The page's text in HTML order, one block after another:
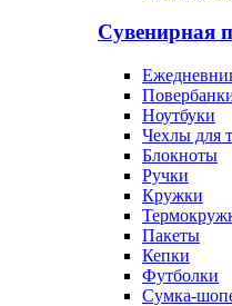
Сувенирная
Ноутбуки
Чехлы для
Блокноты
Ручки
Кружки
Пакеты
Кепки
Футболки
Сумка-